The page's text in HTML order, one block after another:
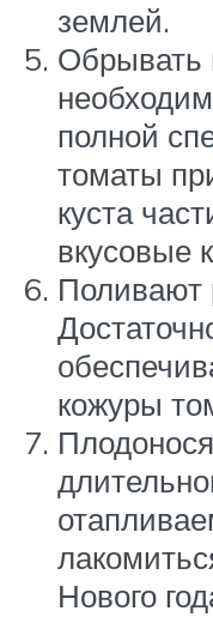
землей.
Обрывать
полной
томаты
куста
вкусовые
Поливают
кожуры
Нового